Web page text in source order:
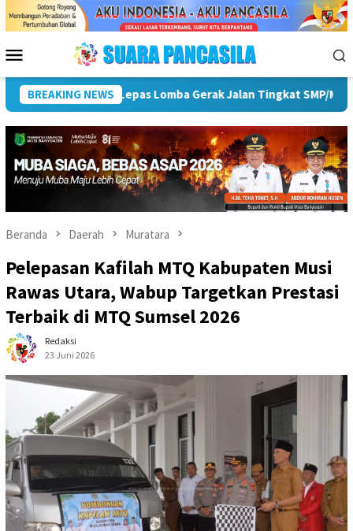
Menu
Mobile
BREAKING NEWS
HUT ke-81 RI Pemkot Lubuk Linggau
Beranda Daerah Muratara
Pelepasan Kafilah MTQ Kabupaten Musi
Rawas Utara, Wabup Targetkan Prestasi
Terbaik di MTQ Sumsel 2026
Redaksi
23 Juni 2026